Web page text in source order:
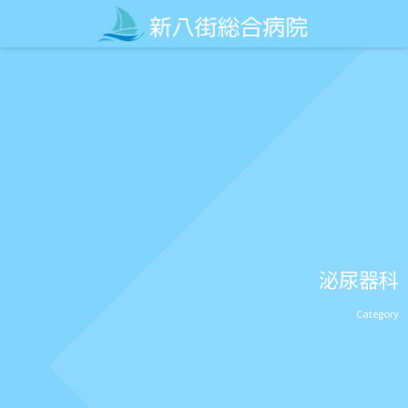
泌尿器科
Category